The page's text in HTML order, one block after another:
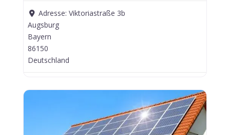
Adresse:Viktoriastraße 3b
Augsburg
Bayern
86150
Deutschland